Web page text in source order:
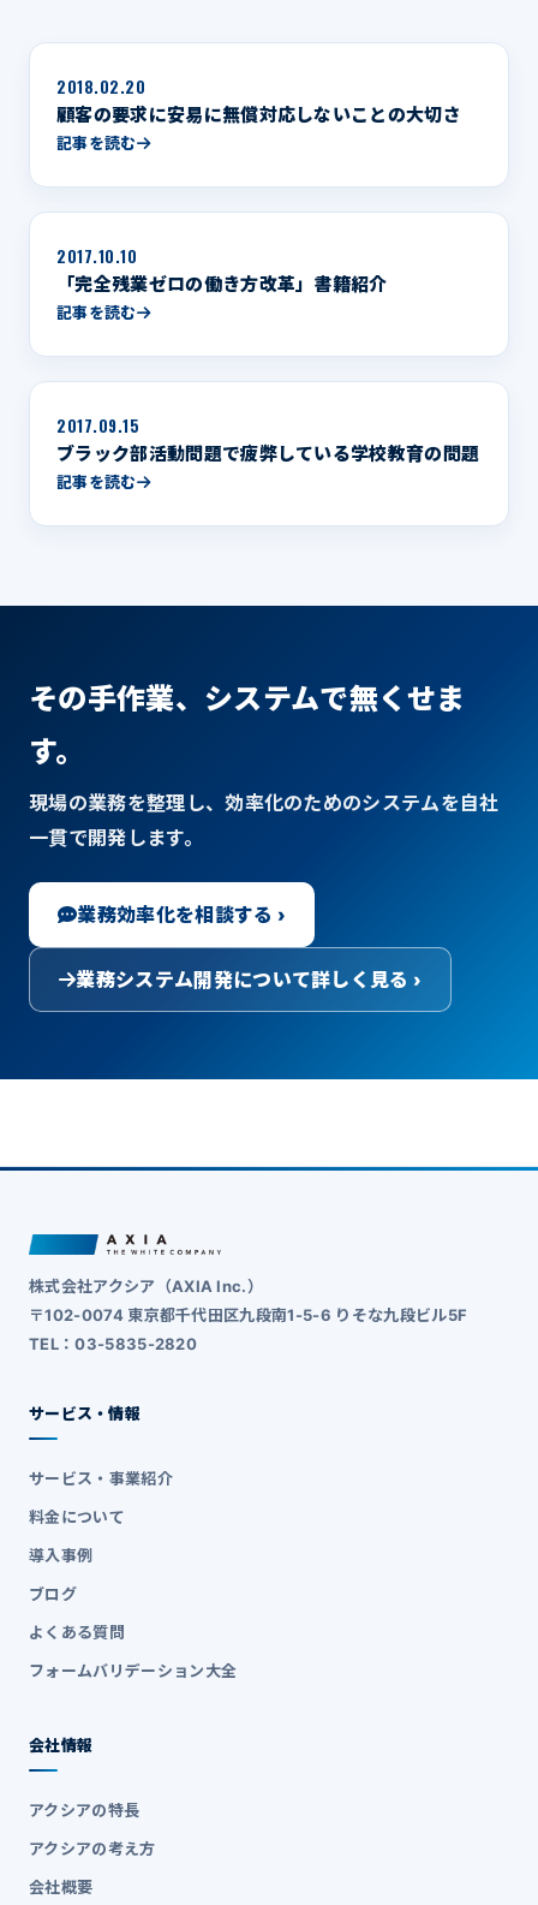
2018.02.20
顧客の要求に安易に無償対応しないことの大切さ
記事を読む
2017.10.10
「完全残業ゼロの働き方改革」書籍紹介
記事を読む
2017.09.15
ブラック部活動問題で疲弊している学校教育の問題
記事を読む
その手作業、システムで無くせま
す。
現場の業務を整理し、効率化のためのシステムを自社
一貫で開発します。
業務効率化を相談する ›
業務システム開発について詳しく見る ›
株式会社アクシア（AXIA Inc.）
〒102-0074 東京都千代田区九段南1-5-6 りそな九段ビル5F
TEL：03-5835-2820
サービス・情報
サービス・事業紹介
料金について
導入事例
ブログ
よくある質問
フォームバリデーション大全
会社情報
アクシアの特長
アクシアの考え方
会社概要